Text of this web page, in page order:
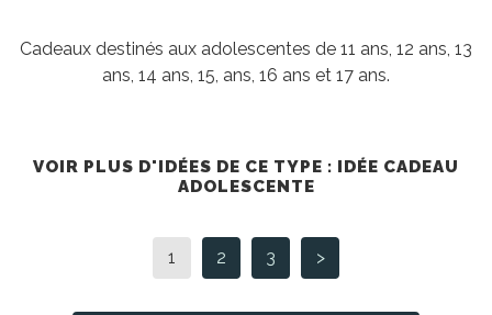
Cadeaux destinés aux adolescentes de 11 ans, 12 ans, 13
ans, 14 ans, 15, ans, 16 ans et 17 ans.
VOIR PLUS D'IDÉES DE CE TYPE : IDÉE CADEAU
ADOLESCENTE
1 2 3 >